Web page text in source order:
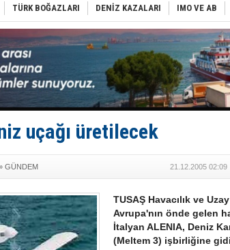
Van’da inşa
ASEAN ilk P&I
TAYK - Eker
İstanbul ve
TEKNOFEST ‘Mavi
Tersane işçilerinin
İngiliz aktivistler,
FESCO,
DESE, BIMCO’ya
GİMBİRDER gemi
35 milyon TL'lik
TÜRK BOĞAZLARI DENİZ KAZALARI IMO VE AB
uçağı üretilecek
GÜNDEM 21.12.2005 02:09
TUSAŞ Havacılık ve
Avrupa'nın önde gelen
İtalyan ALENIA, Deniz
(Meltem 3) işbirliğine